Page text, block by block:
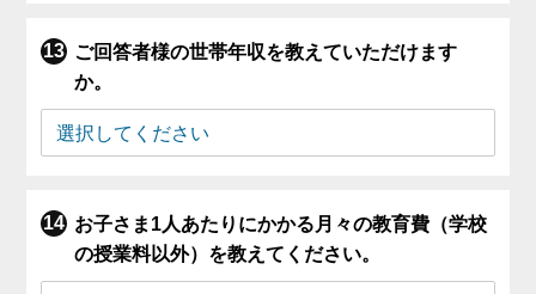
ご回答者様の世帯年収を教えていただけます
か。
お子さま1人あたりにかかる月々の教育費（学校
の授業料以外）を教えてください。